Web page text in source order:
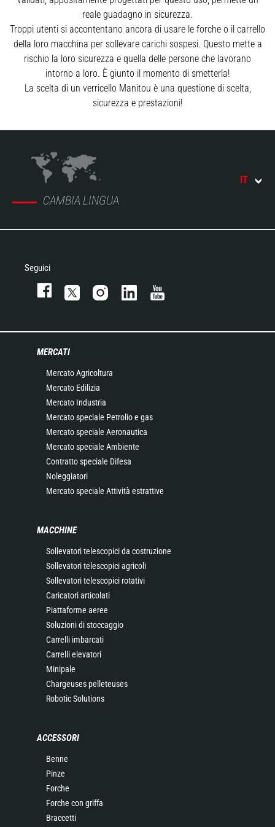
reale guadagno in sicurezza.
Troppi utenti si accontentano ancora di usare le forche o il carrello
della loro macchina per sollevare carichi sospesi. Questo mette a
rischio la loro sicurezza e quella delle persone che lavorano
intorno a loro. È giunto il momento di smetterla!
La scelta di un verricello Manitou è una questione di scelta,
sicurezza e prestazioni!
CAMBIA LINGUA
IT
Seguici
MERCATI
Mercato Agricoltura
Mercato Edilizia
Mercato Industria
Mercato speciale Petrolio e gas
Mercato speciale Aeronautica
Mercato speciale Ambiente
Contratto speciale Difesa
Noleggiatori
Mercato speciale Attività estrattive
MACCHINE
Sollevatori telescopici da costruzione
Sollevatori telescopici agricoli
Sollevatori telescopici rotativi
Caricatori articolati
Piattaforme aeree
Soluzioni di stoccaggio
Carrelli imbarcati
Carrelli elevatori
Minipale
Chargeuses pelleteuses
Robotic Solutions
ACCESSORI
Benne
Pinze
Forche
Forche con griffa
Braccetti